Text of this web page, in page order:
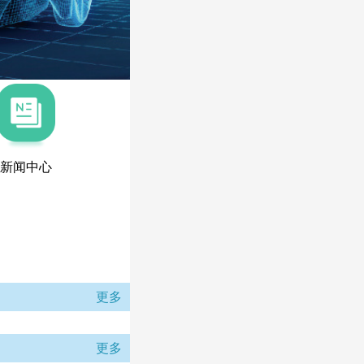
新闻中心
更多
更多